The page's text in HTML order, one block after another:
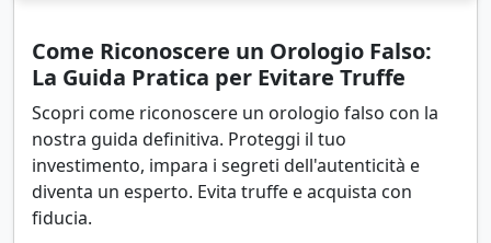
Come Riconoscere un Orologio Falso:
La Guida Pratica per Evitare Truffe
Scopri come riconoscere un orologio falso con la
nostra guida definitiva. Proteggi il tuo
investimento, impara i segreti dell'autenticità e
diventa un esperto. Evita truffe e acquista con
fiducia.